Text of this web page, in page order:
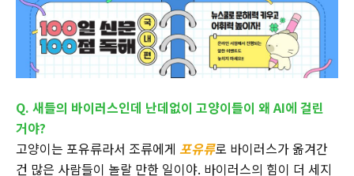
Q. 새들의 바이러스인데 난데없이 고양이들이 왜 AI에 걸린
거야?
고양이는 포유류라서 조류에게 포유류로 바이러스가 옮겨간
건 많은 사람들이 놀랄 만한 일이야. 바이러스의 힘이 더 세지